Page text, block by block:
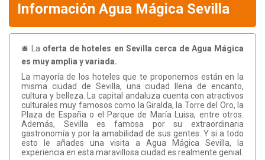
Información Agua Mágica Sevilla
🛎️ La oferta de hoteles en Sevilla cerca de Agua Mágica
es muy amplia y variada.
La mayoría de los hoteles que te proponemos están en la
misma ciudad de Sevilla, una ciudad llena de encanto,
cultura y belleza. La capital andaluza cuenta con atractivos
culturales muy famosos como la Giralda, la Torre del Oro, la
Plaza de España o el Parque de María Luisa, entre otros.
Además, Sevilla es famosa por su extraordinaria
gastronomía y por la amabilidad de sus gentes. Y si a todo
esto le añades una visita a Agua Mágica Sevilla, la
experiencia en esta maravillosa ciudad es realmente genial.